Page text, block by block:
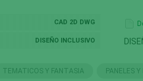
CAD 2D DWG
DISEÑO INCLUSIVO
TEMATICOS Y FANTASIA PANELES